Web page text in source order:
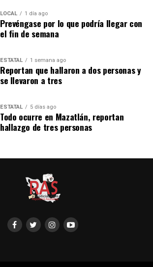
LOCAL 1 día ago
Prevéngase por lo que podría llegar con
el fin de semana
ESTATAL 1 semana ago
Reportan que hallaron a dos personas y
se llevaron a tres
ESTATAL 5 días ago
Todo ocurre en Mazatlán, reportan
hallazgo de tres personas